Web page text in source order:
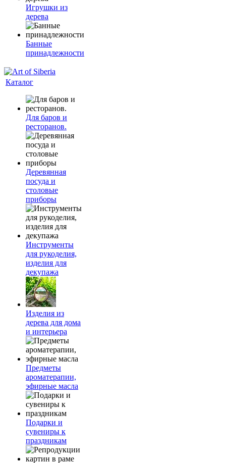
Игрушки из
дерева
Банные
принадлежности
Каталог
Для баров и
ресторанов.
Деревянная
посуда и
столовые
приборы
Инструменты
для рукоделия,
изделия для
декупажа
Изделия из
дерева для дома
и интерьера
Предметы
ароматерапии,
эфирные масла
Подарки и
сувениры к
праздникам